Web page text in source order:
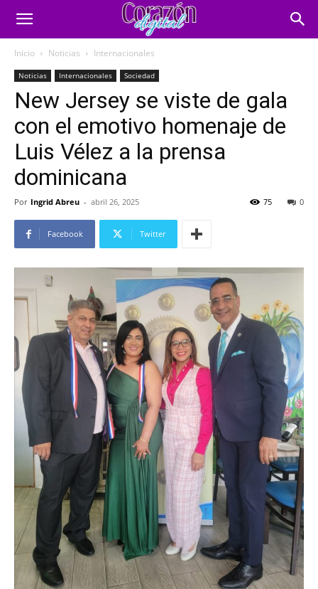
Inicio Noticias Internacionales
Noticias Internacionales Sociedad
New Jersey se viste de gala
con el emotivo homenaje de
Luis Vélez a la prensa
dominicana
Por Ingrid Abreu - abril 26, 2025 0
75
Facebook Twitter